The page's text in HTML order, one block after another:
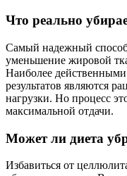
Что реально
Самый надежный
уменьшение жировой
Наиболее
результатов являются
нагрузки. Но процесс
максимальной отдачи.
Может ли диета
Избавиться от